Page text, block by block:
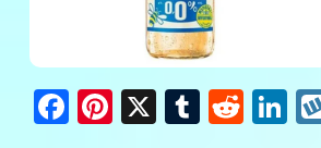
F
Pi X
T
R
Li